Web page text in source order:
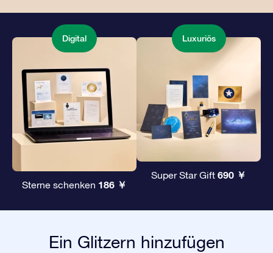
Digital
Sterne schenken 186 ￥
Luxuriös
Super Star Gift 690 ￥
Ein Glitzern hinzufügen